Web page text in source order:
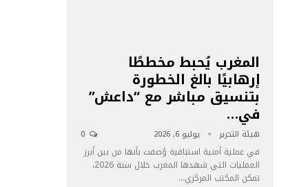
المغرب يُحبط مخططًا
إرهابيًا بالغ الخطورة
بتنسيق مباشر مع “داعش”
في…
هيئة التحرير يوليو 6, 2026
في عملية أمنية استباقية وُصفت بأنها من بين أبرز
العمليات التي شهدها المغرب خلال سنة 2026،
تمكن المكتب المركزي…